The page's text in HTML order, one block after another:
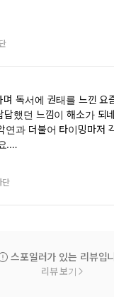
며 독서에 권태를 느낀 요
했던 느낌이 해소가 되
연과 더불어 타이밍마저
.
의 인물 주인공 권영소가
그래도 그 속을 들여다
나옵니다. ㅋㅋㅋㅋ
아니고, 고쳐쓰는 것도
. 그런 의미로 권영소는
단
스포일러가 있는 리뷰입
리뷰 보기